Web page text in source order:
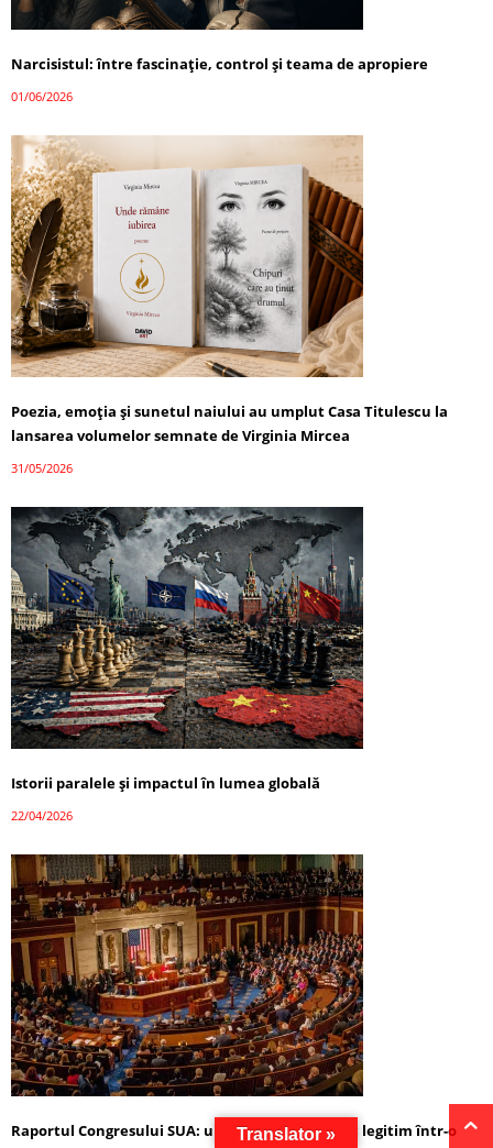
Narcisistul: între fascinație, control și teama de apropiere
01/06/2026
Poezia, emoția și sunetul naiului au umplut Casa Titulescu la
lansarea volumelor semnate de Virginia Mircea
31/05/2026
Istorii paralele și impactul în lumea globală
22/04/2026
Raportul Congresului SUA: un instrument politic legitim într-o
Translator »